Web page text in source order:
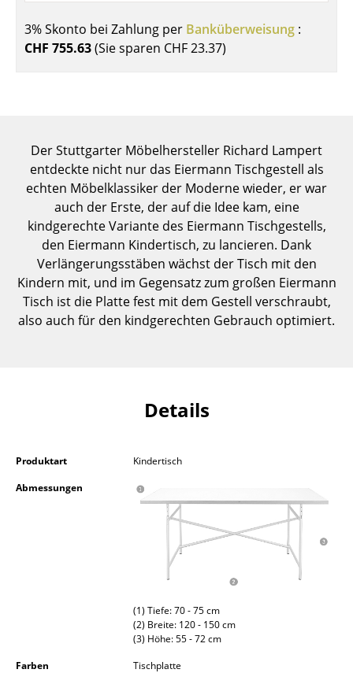
Einzelteile
Regale & Schränke
Bücherregale
Wandregale
Sideboards & Kommoden
TV Möbel
Beistell- & Rollcontainer
... alle Aufbewahrungsmöbel
Hängeleuchten & Deckenleuchten
Stehleuchten & Leseleuchten
3% Skonto bei Zahlung per Banküberweisung :
CHF 755.63(Sie sparen CHF 23.37)
Der Stuttgarter Möbelhersteller Richard Lampert
entdeckte nicht nur das Eiermann Tischgestell als
echten Möbelklassiker der Moderne wieder, er war
auch der Erste, der auf die Idee kam, eine
kindgerechte Variante des Eiermann Tischgestells,
den Eiermann Kindertisch, zu lancieren. Dank
Verlängerungsstäben wächst der Tisch mit den
Kindern mit, und im Gegensatz zum großen Eiermann
Tisch ist die Platte fest mit dem Gestell verschraubt,
also auch für den kindgerechten Gebrauch optimiert.
Details
Produktart
Kindertisch
Abmessungen
(1) Tiefe: 70 - 75 cm
(2) Breite: 120 - 150 cm
(3) Höhe: 55 - 72 cm
Farben Tischplatte